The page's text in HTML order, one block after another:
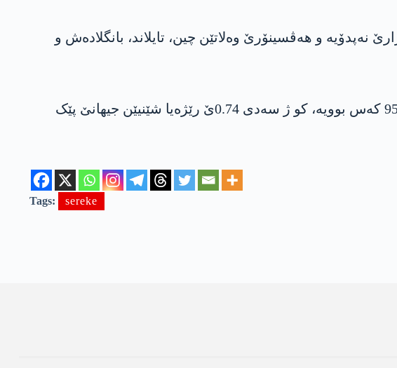
نەپدۆیە و هەڤسینۆرێ وەلاتێن چین، تایلاند، بانگلادەش و
ل گۆر سەرژمێریا سالا 2014ان، هەژمارا شێنیێن وەلاتێ میانمارێ 53 ملیۆن و 718 هەزار و 958 کەس بوویە، کو ژ سەدی 0.74ێ رێژەیا شێنیێن جیهانێ پێک
Tags: sereke